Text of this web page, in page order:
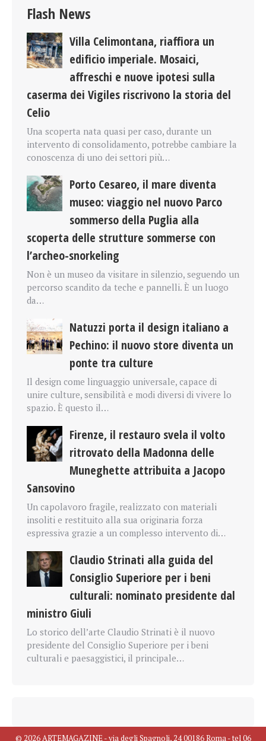
Flash News
Villa Celimontana, riaffiora un
edificio imperiale. Mosaici,
affreschi e nuove ipotesi sulla
caserma dei Vigiles riscrivono la storia del
Celio
Una scoperta nata quasi per caso, durante un
intervento di consolidamento, potrebbe cambiare la
conoscenza di uno dei settori più…
Porto Cesareo, il mare diventa
museo: viaggio nel nuovo Parco
sommerso della Puglia alla
scoperta delle strutture sommerse con
l’archeo-snorkeling
Non è un museo da visitare in silenzio, seguendo un
percorso scandito da teche e pannelli. È un luogo
da…
Natuzzi porta il design italiano a
Pechino: il nuovo store diventa un
ponte tra culture
Il design come linguaggio universale, capace di
unire culture, sensibilità e modi diversi di vivere lo
spazio. È questo il…
Firenze, il restauro svela il volto
ritrovato della Madonna delle
Muneghette attribuita a Jacopo
Sansovino
Un capolavoro fragile, realizzato con materiali
insoliti e restituito alla sua originaria forza
espressiva grazie a un complesso intervento di…
Claudio Strinati alla guida del
Consiglio Superiore per i beni
culturali: nominato presidente dal
ministro Giuli
Lo storico dell’arte Claudio Strinati è il nuovo
presidente del Consiglio Superiore per i beni
culturali e paesaggistici, il principale…
© 2026 ARTEMAGAZINE - via degli Spagnoli, 24 00186 Roma - tel 06